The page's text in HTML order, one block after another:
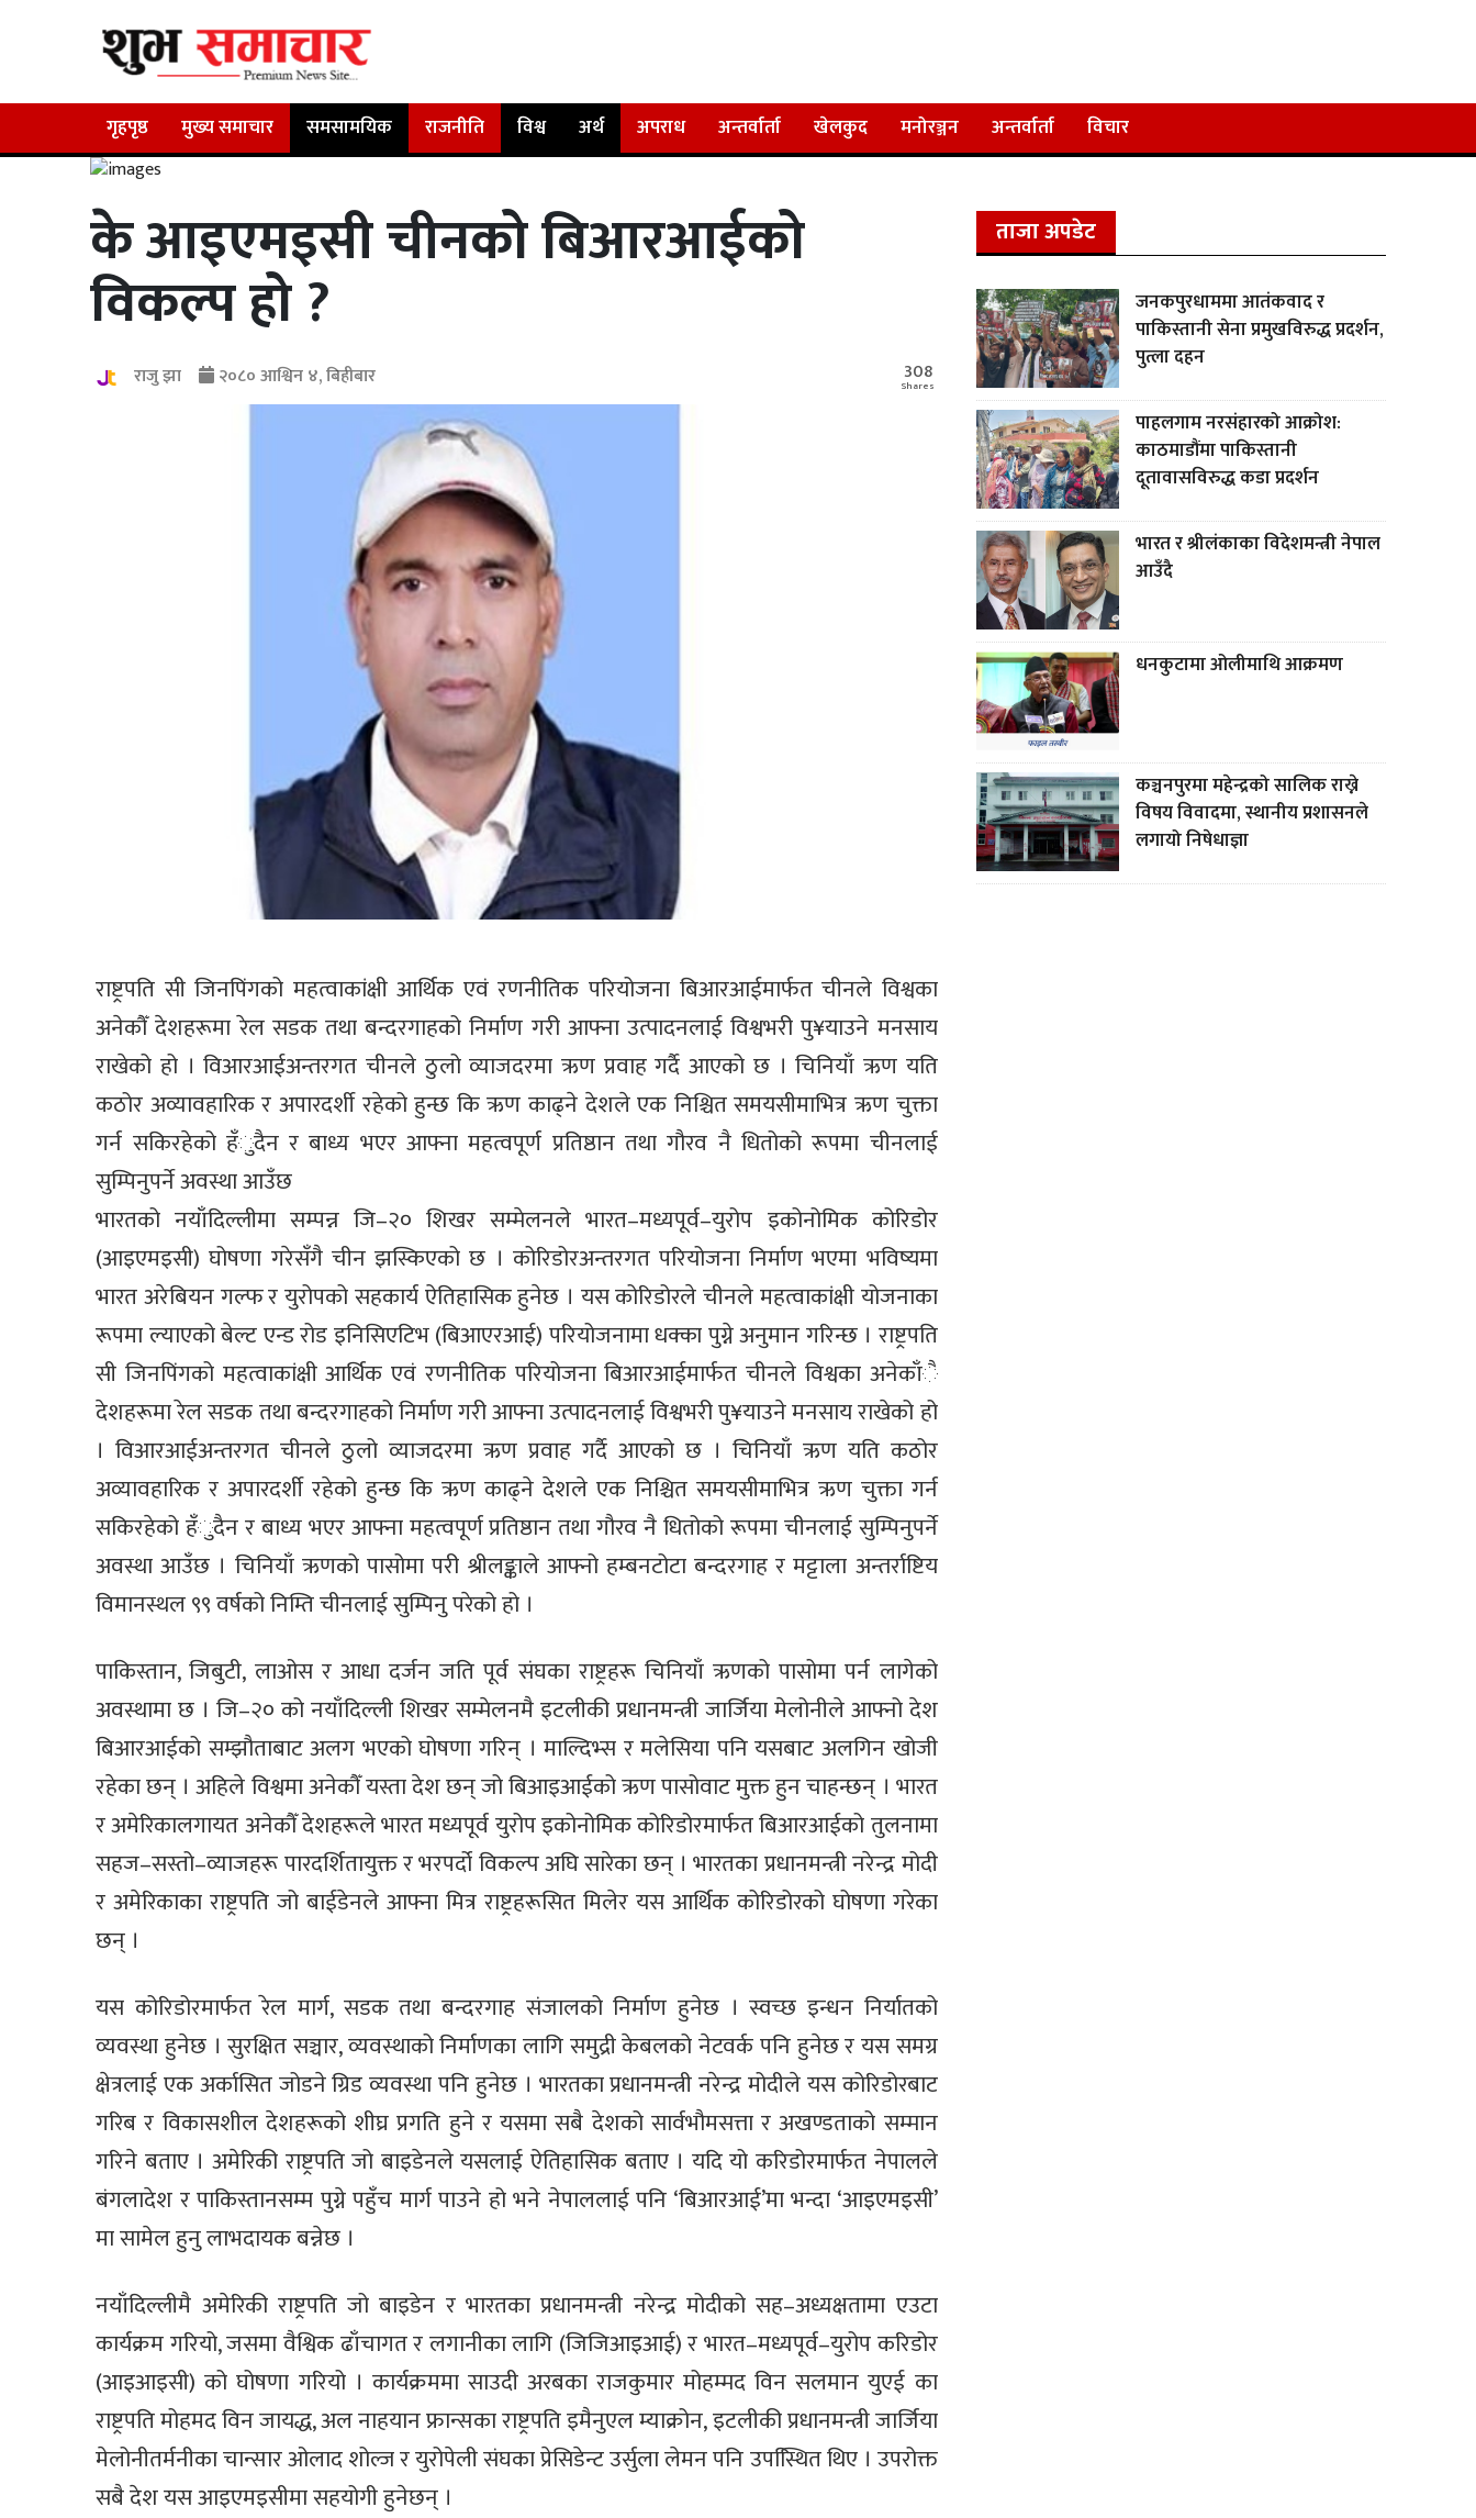
गृहपृष्ठ मुख्य समाचार समसामयिक राजनीति विश्व अर्थ अपराध अन्तर्वार्ता खेलकुद मनोरञ्जन अन्तर्वार्ता विचार
के आइएमइसी चीनको बिआरआईको
विकल्प हो ?
राजु झा २०८० आश्विन ४, बिहीबार 308
Shares
राष्ट्रपति सी जिनपिंगको महत्वाकांक्षी आर्थिक एवं रणनीतिक परियोजना बिआरआईमार्फत चीनले विश्वका
अनेकौँ देशहरूमा रेल सडक तथा बन्दरगाहको निर्माण गरी आफ्ना उत्पादनलाई विश्वभरी पु¥याउने मनसाय
राखेको हो । विआरआईअन्तरगत चीनले ठुलो व्याजदरमा ऋण प्रवाह गर्दै आएको छ । चिनियाँ ऋण यति
कठोर अव्यावहारिक र अपारदर्शी रहेको हुन्छ कि ऋण काढ्ने देशले एक निश्चित समयसीमाभित्र ऋण चुक्ता
गर्न सकिरहेको हँुदैन र बाध्य भएर आफ्ना महत्वपूर्ण प्रतिष्ठान तथा गौरव नै धितोको रूपमा चीनलाई
सुम्पिनुपर्ने अवस्था आउँछ
भारतको नयाँदिल्लीमा सम्पन्न जि–२० शिखर सम्मेलनले भारत–मध्यपूर्व–युरोप इकोनोमिक कोरिडोर
(आइएमइसी) घोषणा गरेसँगै चीन झस्किएको छ । कोरिडोरअन्तरगत परियोजना निर्माण भएमा भविष्यमा
भारत अरेबियन गल्फ र युरोपको सहकार्य ऐतिहासिक हुनेछ । यस कोरिडोरले चीनले महत्वाकांक्षी योजनाका
रूपमा ल्याएको बेल्ट एन्ड रोड इनिसिएटिभ (बिआएरआई) परियोजनामा धक्का पुग्ने अनुमान गरिन्छ । राष्ट्रपति
सी जिनपिंगको महत्वाकांक्षी आर्थिक एवं रणनीतिक परियोजना बिआरआईमार्फत चीनले विश्वका अनेकाँै
देशहरूमा रेल सडक तथा बन्दरगाहको निर्माण गरी आफ्ना उत्पादनलाई विश्वभरी पु¥याउने मनसाय राखेको हो
। विआरआईअन्तरगत चीनले ठुलो व्याजदरमा ऋण प्रवाह गर्दै आएको छ । चिनियाँ ऋण यति कठोर
अव्यावहारिक र अपारदर्शी रहेको हुन्छ कि ऋण काढ्ने देशले एक निश्चित समयसीमाभित्र ऋण चुक्ता गर्न
सकिरहेको हँुदैन र बाध्य भएर आफ्ना महत्वपूर्ण प्रतिष्ठान तथा गौरव नै धितोको रूपमा चीनलाई सुम्पिनुपर्ने
अवस्था आउँछ । चिनियाँ ऋणको पासोमा परी श्रीलङ्काले आफ्नो हम्बनटोटा बन्दरगाह र मट्टाला अन्तर्राष्टिय
विमानस्थल ९९ वर्षको निम्ति चीनलाई सुम्पिनु परेको हो ।
पाकिस्तान, जिबुटी, लाओस र आधा दर्जन जति पूर्व संघका राष्ट्रहरू चिनियाँ ऋणको पासोमा पर्न लागेको
अवस्थामा छ । जि–२० को नयाँदिल्ली शिखर सम्मेलनमै इटलीकी प्रधानमन्त्री जार्जिया मेलोनीले आफ्नो देश
बिआरआईको सम्झौताबाट अलग भएको घोषणा गरिन् । माल्दिभ्स र मलेसिया पनि यसबाट अलगिन खोजी
रहेका छन् । अहिले विश्वमा अनेकौँ यस्ता देश छन् जो बिआइआईको ऋण पासोवाट मुक्त हुन चाहन्छन् । भारत
र अमेरिकालगायत अनेकौँ देशहरूले भारत मध्यपूर्व युरोप इकोनोमिक कोरिडोरमार्फत बिआरआईको तुलनामा
सहज–सस्तो–व्याजहरू पारदर्शितायुक्त र भरपर्दो विकल्प अघि सारेका छन् । भारतका प्रधानमन्त्री नरेन्द्र मोदी
र अमेरिकाका राष्ट्रपति जो बाईडेनले आफ्ना मित्र राष्ट्रहरूसित मिलेर यस आर्थिक कोरिडोरको घोषणा गरेका
छन् ।
यस कोरिडोरमार्फत रेल मार्ग, सडक तथा बन्दरगाह संजालको निर्माण हुनेछ । स्वच्छ इन्धन निर्यातको
व्यवस्था हुनेछ । सुरक्षित सञ्चार, व्यवस्थाको निर्माणका लागि समुद्री केबलको नेटवर्क पनि हुनेछ र यस समग्र
क्षेत्रलाई एक अर्कासित जोडने ग्रिड व्यवस्था पनि हुनेछ । भारतका प्रधानमन्त्री नरेन्द्र मोदीले यस कोरिडोरबाट
गरिब र विकासशील देशहरूको शीघ्र प्रगति हुने र यसमा सबै देशको सार्वभौमसत्ता र अखण्डताको सम्मान
गरिने बताए । अमेरिकी राष्ट्रपति जो बाइडेनले यसलाई ऐतिहासिक बताए । यदि यो करिडोरमार्फत नेपालले
बंगलादेश र पाकिस्तानसम्म पुग्ने पहुँच मार्ग पाउने हो भने नेपाललाई पनि ‘बिआरआई’मा भन्दा ‘आइएमइसी’
मा सामेल हुनु लाभदायक बन्नेछ ।
नयाँदिल्लीमै अमेरिकी राष्ट्रपति जो बाइडेन र भारतका प्रधानमन्त्री नरेन्द्र मोदीको सह–अध्यक्षतामा एउटा
कार्यक्रम गरियो, जसमा वैश्विक ढाँचागत र लगानीका लागि (जिजिआइआई) र भारत–मध्यपूर्व–युरोप करिडोर
(आइआइसी) को घोषणा गरियो । कार्यक्रममा साउदी अरबका राजकुमार मोहम्मद विन सलमान युएई का
राष्ट्रपति मोहमद विन जायद्ध, अल नाहयान फ्रान्सका राष्ट्रपति इमैनुएल म्याक्रोन, इटलीकी प्रधानमन्त्री जार्जिया
मेलोनीतर्मनीका चान्सार ओलाद शोल्ज र युरोपेली संघका प्रेसिडेन्ट उर्सुला लेमन पनि उपस्थिित थिए । उपरोक्त
सबै देश यस आइएमइसीमा सहयोगी हुनेछन् ।
ताजा अपडेट
जनकपुरधाममा आतंकवाद र
पाकिस्तानी सेना प्रमुखविरुद्ध प्रदर्शन,
पुत्ला दहन
पाहलगाम नरसंहारको आक्रोश:
काठमाडौंमा पाकिस्तानी
दूतावासविरुद्ध कडा प्रदर्शन
भारत र श्रीलंकाका विदेशमन्त्री नेपाल
आउँदै
धनकुटामा ओलीमाथि आक्रमण
कञ्चनपुरमा महेन्द्रको सालिक राख्ने
विषय विवादमा, स्थानीय प्रशासनले
लगायो निषेधाज्ञा